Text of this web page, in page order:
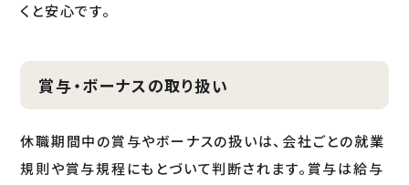
くと安心です。
賞与・ボーナスの取り扱い
休職期間中の賞与やボーナスの扱いは、会社ごとの就業
規則や賞与規程にもとづいて判断されます。賞与は給与